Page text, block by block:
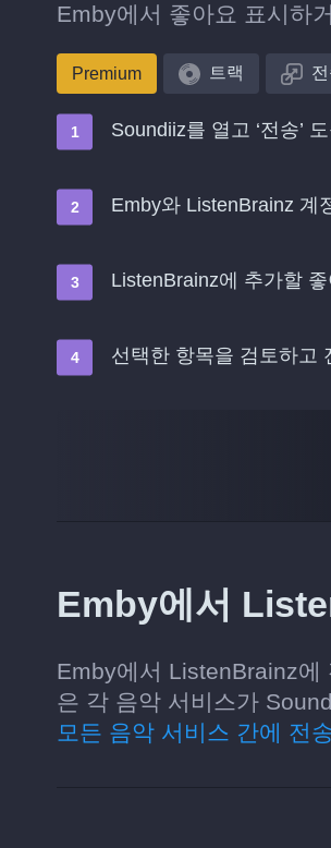
Emby에서 좋아요 표시하
Premium 트랙
Soundiiz를 열고 ‘전송’
Emby와 ListenBrainz 계
ListenBrainz에 추가할
선택한 항목을 검토하고
Emby에서
Emby에서 ListenBrainz에
은 각 음악 서비스가
모든 음악 서비스 간에 전